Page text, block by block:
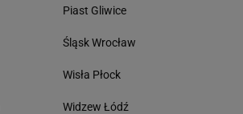
Piast Gliwice
Śląsk Wrocław
Wisła Płock
Widzew Łódź